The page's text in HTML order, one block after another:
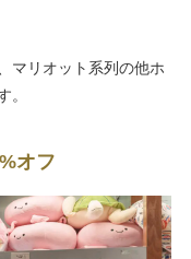
マリオット系列の他ホ
。
オフ